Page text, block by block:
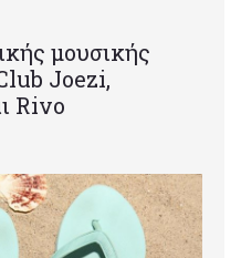
μουσικής
Joezi,
Rivo